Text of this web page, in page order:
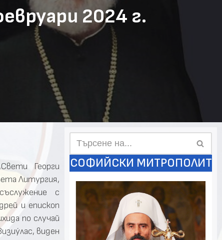
2024 г.
Георги
Литургия,
с
и епископ
по случай
виден
СОФИЙСКИ МИТРОПОЛИТ